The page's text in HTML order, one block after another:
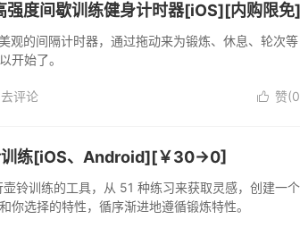
度间歇训练健身计时器[iOS][内购限免]
观的间隔计时器，通过拖动来为锻炼、休息、轮次等
开始了。
 赞(0
去评论
练[iOS、Android][￥30→0]
铃训练的工具，从 51 种练习来获取灵感，创建一个
你选择的特性，循序渐进地遵循锻炼特性。